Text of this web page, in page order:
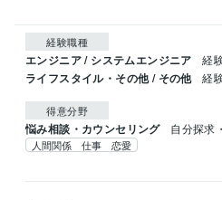
経験職種
エンジニア / システムエンジニア 経
ライフスタイル・その他 / その他 経
得意分野
悩み相談・カウンセリング 自分探求
人間関係 仕事 恋愛